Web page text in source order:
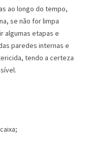
ao longo do tempo,
se não for limpa
algumas etapas e
paredes internas e
tendo a certeza